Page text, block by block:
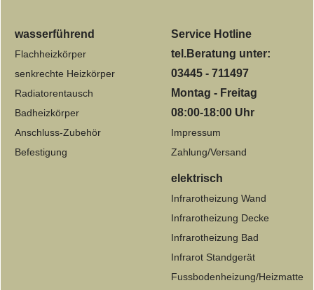
Service Hotline
tel.Beratung unter:
03445 - 711497
Montag - Freitag
08:00-18:00 Uhr
Impressum
Zahlung/Versand
wasserführend
Flachheizkörper
senkrechte Heizkörper
Radiatorentausch
Badheizkörper
Anschluss-Zubehör
Befestigung
elektrisch
Infrarotheizung Wand
Infrarotheizung Decke
Infrarotheizung Bad
Infrarot Standgerät
Fussbodenheizung/Heizmatte